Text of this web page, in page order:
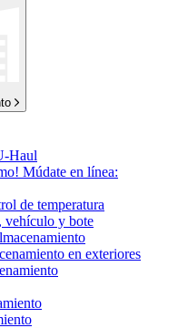
Haul
Múdate en línea:
de temperatura
vehículo y bote
en exteriores